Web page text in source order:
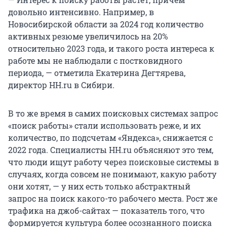
довольно интенсивно. Например, в
Новосибирской области за 2024 год количество
активных резюме увеличилось на 20%
относительно 2023 года, и такого роста интереса к
работе мы не наблюдали с постковидного
периода, — отметила Екатерина Дегтярева,
директор HH.ru в Сибири.
В то же время в самих поисковых системах запрос
«поиск работы» стали использовать реже, и их
количество, по подсчетам «Яндекса», снижается с
2022 года. Специалисты HH.ru объясняют это тем,
что люди ищут работу через поисковые системы в
случаях, когда совсем не понимают, какую работу
они хотят, — у них есть только абстрактный
запрос на поиск какого-то рабочего места. Рост же
трафика на джоб-сайтах — показатель того, что
формируется культура более осознанного поиска